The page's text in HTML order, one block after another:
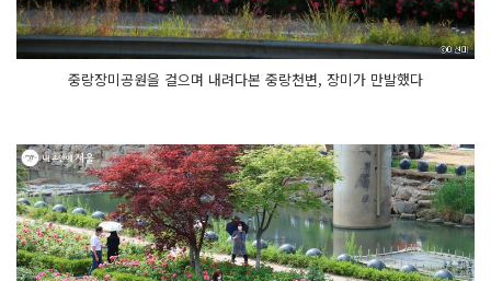
중랑장미공원을 걸으며 내려다본 중랑천변, 장미가 만발했다